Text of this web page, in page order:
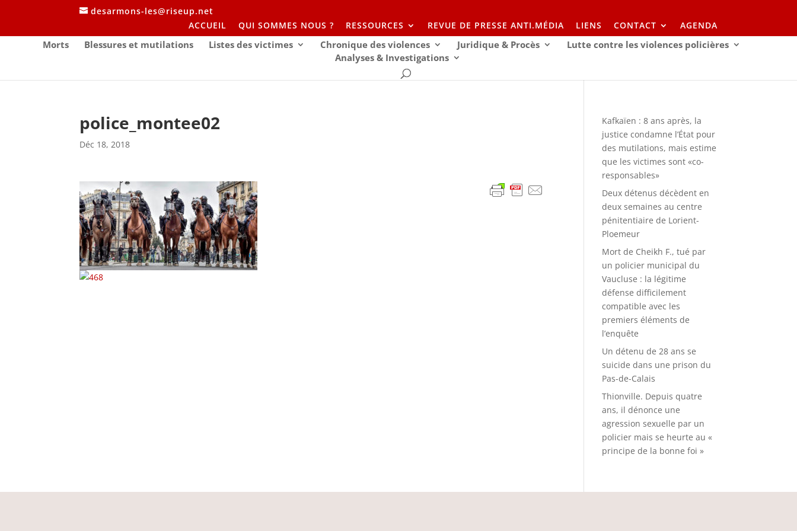
desarmons-les@riseup.net
ACCUEIL
QUI SOMMES NOUS ? RESSOURCES REVUE DE PRESSE ANTI.MÉDIA LIENS CONTACT AGENDA
Morts Blessures et mutilations Listes des victimes Chronique des violences Juridique & Procès
Lutte contre les violences policières
Analyses & Investigations
police_montee02
Déc 18, 2018
Kafkaïen : 8 ans après, la
justice condamne l’État pour
des mutilations, mais estime
que les victimes sont «co-
responsables»
Deux détenus décèdent en
deux semaines au centre
pénitentiaire de Lorient-
Ploemeur
Mort de Cheikh F., tué par
un policier municipal du
Vaucluse : la légitime
défense difficilement
compatible avec les
premiers éléments de
l’enquête
Un détenu de 28 ans se
suicide dans une prison du
Pas-de-Calais
Thionville. Depuis quatre
ans, il dénonce une
agression sexuelle par un
policier mais se heurte au «
principe de la bonne foi »